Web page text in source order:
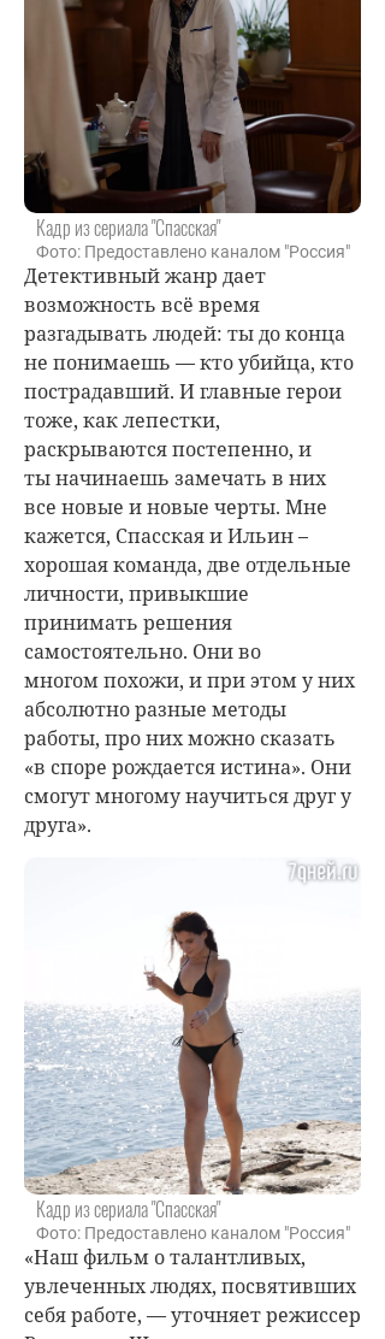
Кадр из сериала "Спасская"
Фото: Предоставлено каналом "Россия"
Детективный жанр дает
возможность всё время
разгадывать людей: ты до конца
не понимаешь — кто убийца, кто
пострадавший. И главные герои
тоже, как лепестки,
раскрываются постепенно, и
ты начинаешь замечать в них
все новые и новые черты. Мне
кажется, Спасская и Ильин –
хорошая команда, две отдельные
личности, привыкшие
принимать решения
самостоятельно. Они во
многом похожи, и при этом у них
абсолютно разные методы
работы, про них можно сказать
«в споре рождается истина». Они
смогут многому научиться друг у
друга».
Кадр из сериала "Спасская"
Фото: Предоставлено каналом "Россия"
«Наш фильм о талантливых,
увлеченных людях, посвятивших
себя работе, — уточняет режиссер